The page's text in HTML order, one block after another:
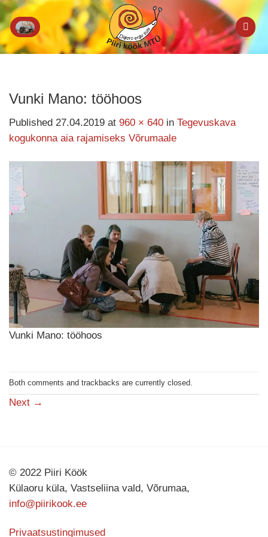
Skip
to
content
Vunki Mano: tööhoos
Published 27.04.2019 at 960 × 640 in Tegevuskava
kogukonna aia rajamiseks Võrumaale
Vunki Mano: tööhoos
Both comments and trackbacks are currently closed.
Next →
© 2022 Piiri Köök
Külaoru küla, Vastseliina vald, Võrumaa,
info@piirikook.ee
Privaatsustingimused